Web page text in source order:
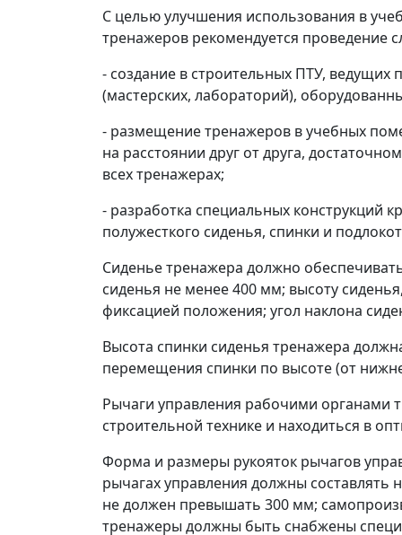
С целью улучшения использования в
тренажеров рекомендуется проведение
- создание в строительных ПТУ,
(мастерских, лабораторий),
- размещение тренажеров в учебных
на расстоянии друг от друга,
всех тренажерах;
- разработка специальных конструкций
полужесткого сиденья, спинки и
Сиденье тренажера должно
сиденья не менее 400 мм; высоту
фиксацией положения; угол наклона
Высота спинки сиденья тренажера
перемещения спинки по высоте (от
Рычаги управления рабочими органами
строительной технике и находиться в
Форма и размеры рукояток рычагов
рычагах управления должны составлять
не должен превышать 300 мм;
тренажеры должны быть снабжены